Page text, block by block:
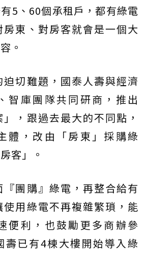
5、60個承租戶，都有綠電
東、對房客就會是一個大
。
切難題，國泰人壽與經濟
智庫團隊共同研商，推出
」，跟過去最大的不同點，
體，改由「房東」採購綠
客」。
『團購』綠電，再整合給有
用綠電不再複雜繁瑣，能
便利，也鼓勵更多商辦參
壽已有4棟大樓開始導入綠